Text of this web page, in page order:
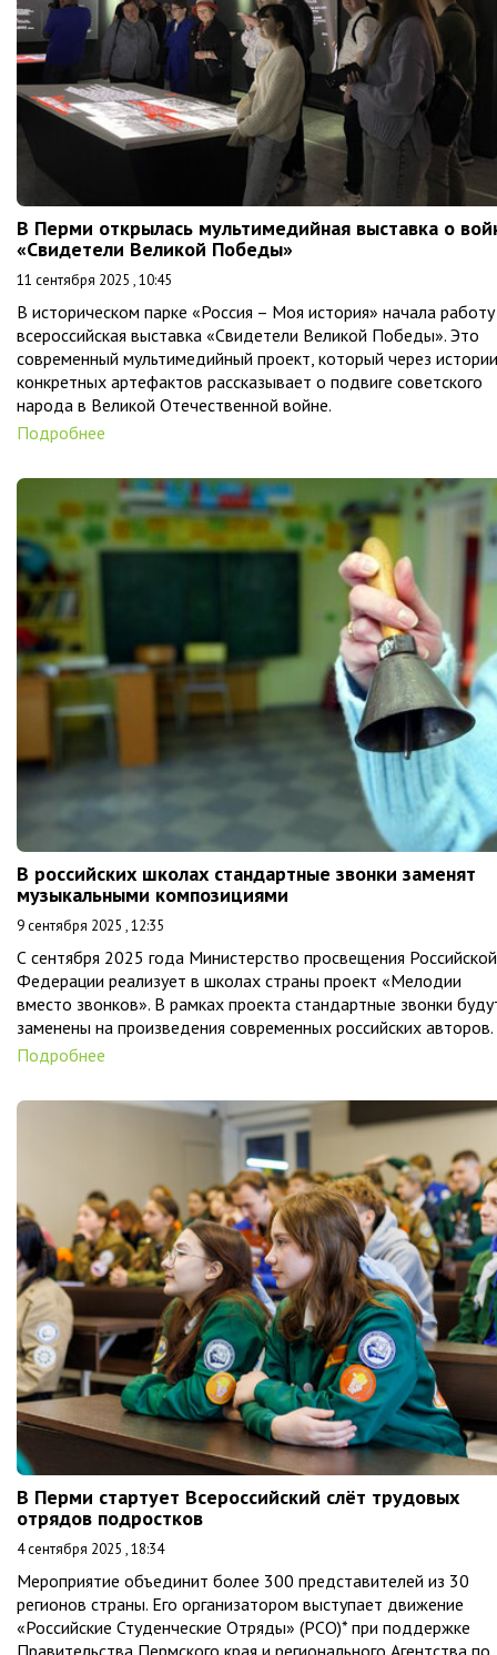
В Перми открылась мультимедийная выставка о
«Свидетели Великой Победы»
11 сентября 2025 , 10:45
В историческом парке «Россия – Моя история» начала работу
всероссийская выставка «Свидетели Великой Победы». Это
современный мультимедийный проект, который через истории
конкретных артефактов рассказывает о подвиге советского
народа в Великой Отечественной войне.
Подробнее
В российских школах стандартные звонки заменят
музыкальными композициями
9 сентября 2025 , 12:35
С сентября 2025 года Министерство просвещения Российской
Федерации реализует в школах страны проект «Мелодии
вместо звонков». В рамках проекта стандартные звонки
заменены на произведения современных российских авторов.
Подробнее
В Перми стартует Всероссийский слёт трудовых
отрядов подростков
4 сентября 2025 , 18:34
Мероприятие объединит более 300 представителей из 30
регионов страны. Его организатором выступает движение
«Российские Студенческие Отряды» (РСО)* при поддержке
Правительства Пермского края и регионального Агентства по